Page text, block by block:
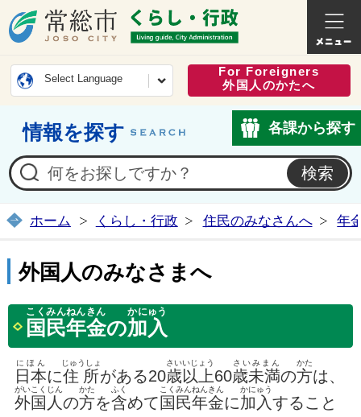
常総市公式ホームページ
くらし
Select Language
For Foreigners
外国人のかたへ
情報を探す 各課から探す
ホーム くらし・行政 住民のみなさんへ 年
外国人のみなさまへ
国民年金
こくみんねんきん
の加入
かにゅう
日本
にほん
に住所
じゅうしょ
がある20歳以上
さいいじょう
60歳未満
さいみまん
の方
かた
は、
外国人
がいこくじん
の方
かた
を含
ふく
めて国民年金
こくみんねんきん
に加入
かにゅう
すること